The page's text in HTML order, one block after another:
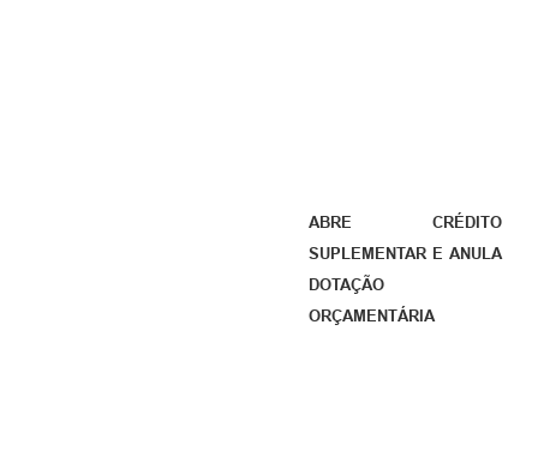
ABRE CRÉDITO
SUPLEMENTAR E ANULA
DOTAÇÃO
ORÇAMENTÁRIA